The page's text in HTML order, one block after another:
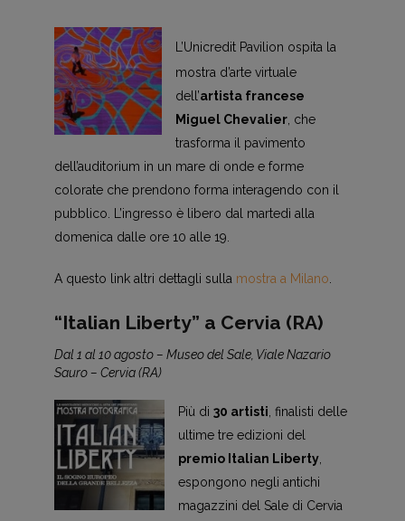
L’Unicredit Pavilion ospita la
mostra d’arte virtuale
dell’artista francese
Miguel Chevalier, che
trasforma il pavimento
dell’auditorium in un mare di onde e forme
colorate che prendono forma interagendo con il
pubblico. L’ingresso è libero dal martedì alla
domenica dalle ore 10 alle 19.
A questo link altri dettagli sulla mostra a Milano
“Italian Liberty” a Cervia (RA)
Dal 1 al 10 agosto – Museo del Sale, Viale Nazario
Sauro – Cervia (RA)
Più di 30 artisti , finalisti delle
ultime tre edizioni del
premio Italian Liberty,
espongono negli antichi
magazzini del Sale di Cervia